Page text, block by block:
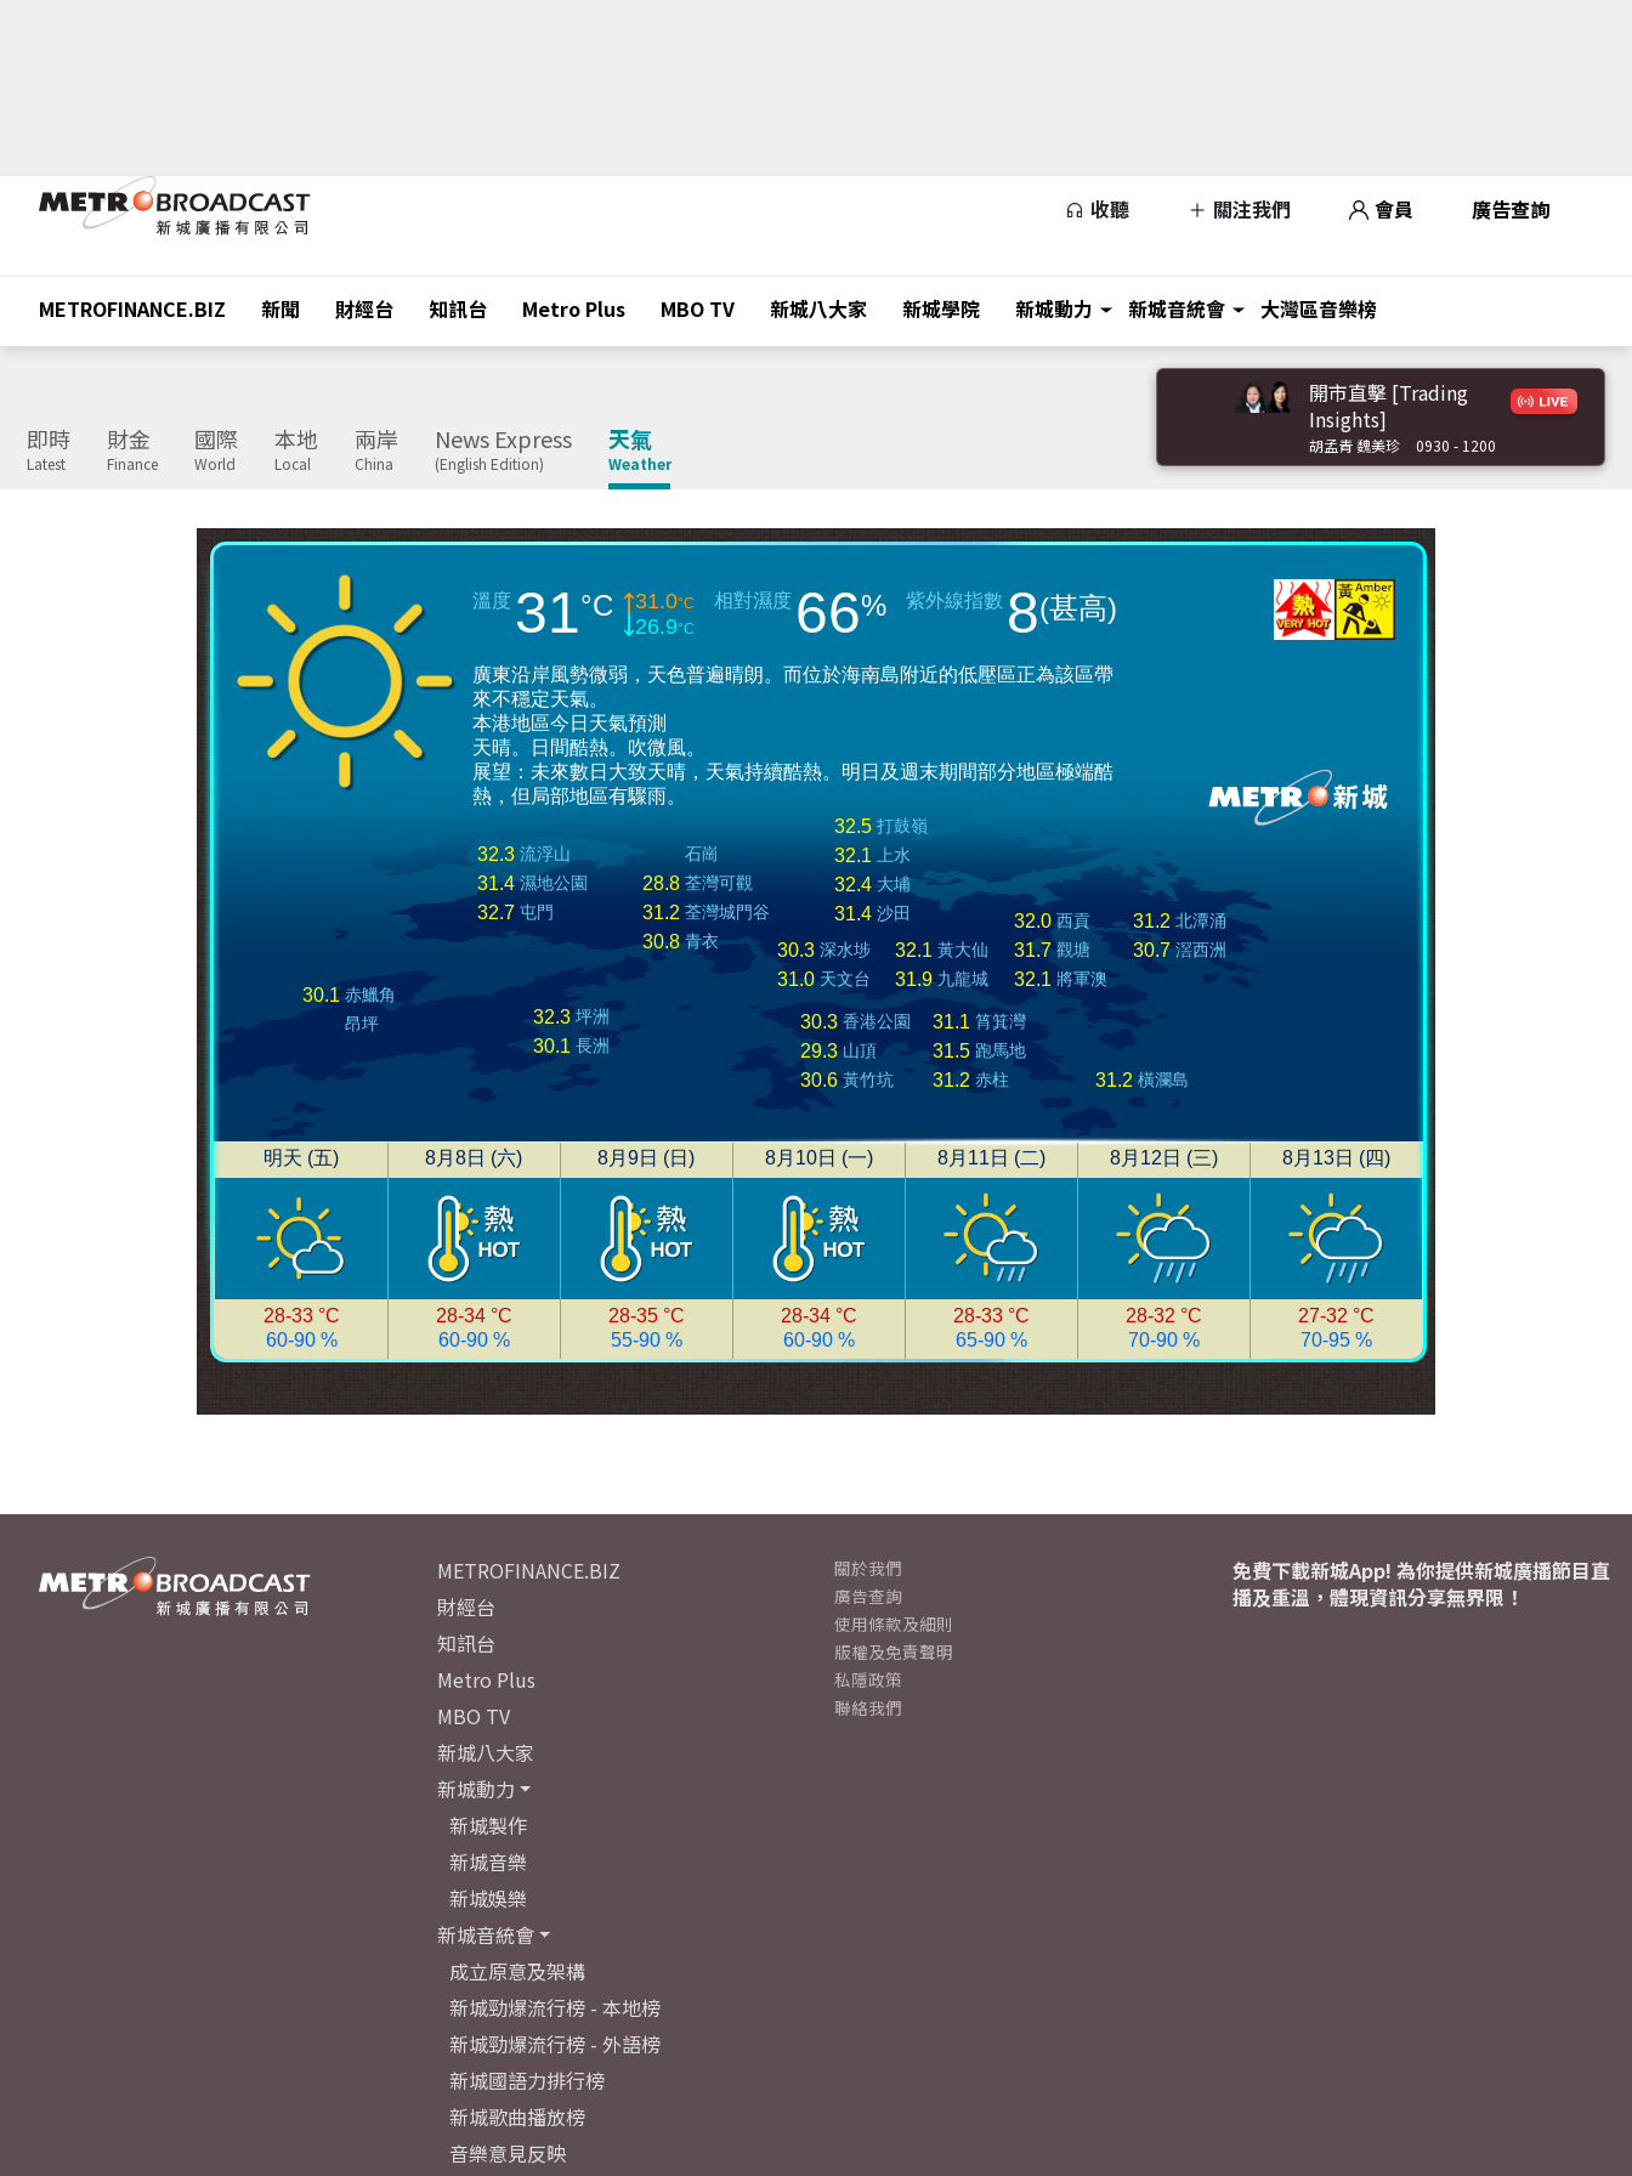
收聽 關注我們 會員 廣告查詢
METROFINANCE.BIZ 新聞 財經台 知訊台 Metro Plus MBO TV 新城八大家 新城學院 新城動力 新城音統會 大灣區音樂榜
即時
Latest
財金
Finance
國際
World
本地
Local
兩岸
China
News Express
(English Edition)
天氣
Weather
開市直擊 [Trading
Insights]
胡孟青 魏美珍 0930 - 1200
METROFINANCE.BIZ
財經台
知訊台
Metro Plus
MBO TV
新城八大家
新城動力
新城製作
新城音樂
新城娛樂
新城音統會
成立原意及架構
新城勁爆流行榜 - 本地榜
新城勁爆流行榜 - 外語榜
新城國語力排行榜
新城歌曲播放榜
音樂意見反映
關於我們
廣告查詢
使用條款及細則
版權及免責聲明
私隱政策
聯絡我們
免費下載新城App! 為你提供新城廣播節目直
播及重溫，體現資訊分享無界限！